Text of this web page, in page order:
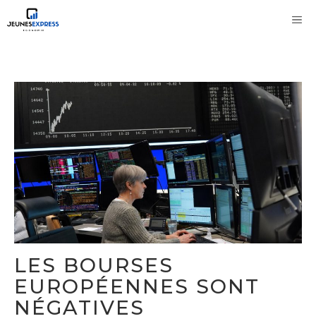
au
LES BOURSES
EUROPÉENNES SONT
NÉGATIVES